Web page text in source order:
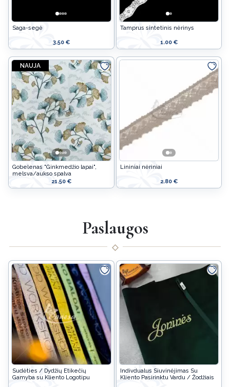
Velykinės prekės
Vaikams
Žaislų Gamybai
Apsauginės priemonės
Saga-segė
3.50 €
Tamprus sintetinis nėrinys
1.00 €
NAUJA
Gobelenas "Ginkmedžio lapai",
melsva/aukso spalva
21.50 €
Lininiai nėriniai
2.80 €
Paslaugos
Sudėties / Dydžių Etikečių
Gamyba su Kliento Logotipu
Indivdualus Siuvinėjimas Su
Kliento Pasirinktu Vardu / Žodžiais